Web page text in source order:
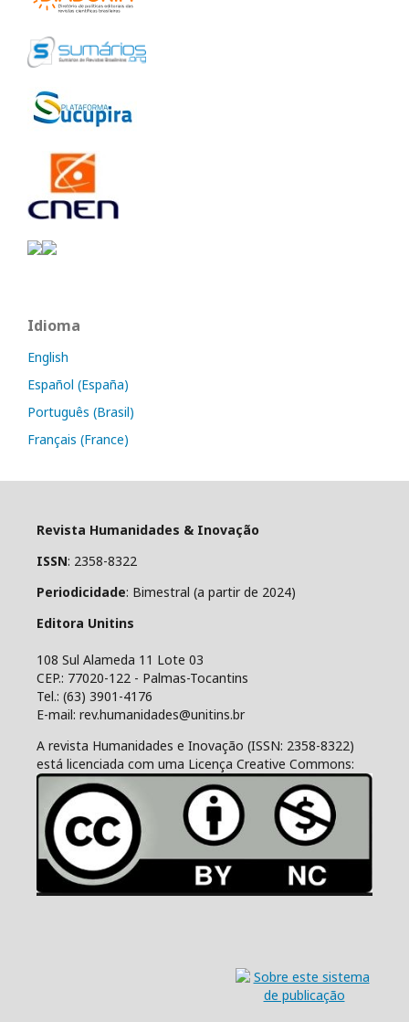
Idioma
English
Español (España)
Português (Brasil)
Français (France)
Revista Humanidades & Inovação
ISSN: 2358-8322
Periodicidade: Bimestral (a partir de 2024)
Editora Unitins
108 Sul Alameda 11 Lote 03
CEP.: 77020-122 - Palmas-Tocantins
Tel.: (63) 3901-4176
E-mail: rev.humanidades@unitins.br
A revista Humanidades e Inovação (ISSN: 2358-8322)
está licenciada com uma Licença Creative Commons: